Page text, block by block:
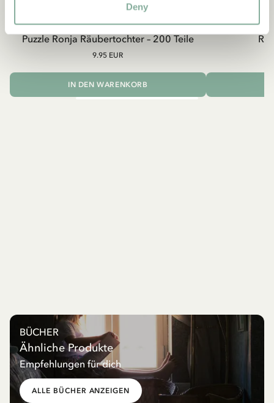
Deny
Puzzle Ronja Räubertochter – 200 Teile
RONJA RÄUBERTOCHTER
9.95 EUR
IN DEN WARENKORB
BÜCHER
Ähnliche Produkte
Empfehlungen für dich
ALLE BÜCHER ANZEIGEN